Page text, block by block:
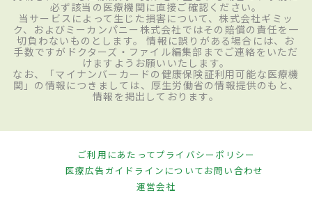
必ず該当の医療機関に直接ご確認ください。
当サービスによって生じた損害について、株式会社ギミッ
ク、およびミーカンパニー株式会社ではその賠償の責任を一
切負わないものとします。 情報に誤りがある場合には、お
手数ですがドクターズ・ファイル編集部までご連絡をいただ
けますようお願いいたします。
なお、「マイナンバーカードの健康保険証利用可能な医療機
関」の情報につきましては、厚生労働省の情報提供のもと、
情報を掲出しております。
ご利用にあたってプライバシーポリシー
医療広告ガイドラインについてお問い合わせ
運営会社